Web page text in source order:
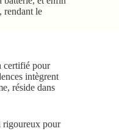
rendant le
certifié pour
intègrent
réside dans
rigoureux pour